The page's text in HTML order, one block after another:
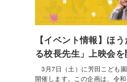
【イベント情報】ほ
る校長先生」上映会を
3月7日（土）に芳田こども
開催します。この企画は、令